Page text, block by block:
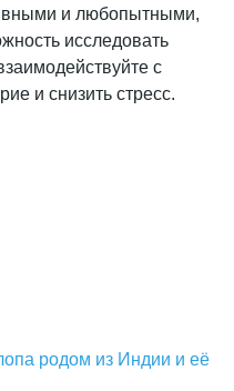
и любопытными,
исследовать
с
и снизить стресс.
родом из Индии и её